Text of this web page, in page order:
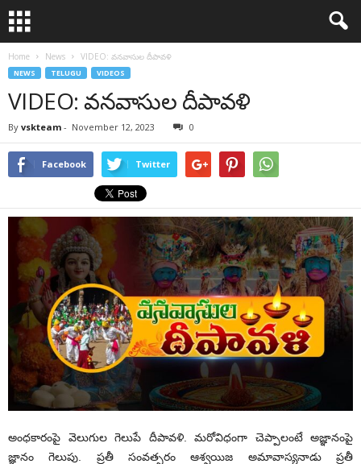
Home News VIDEO: వనవాసుల దీపావళి
NEWS TELUGU VIDEOS
VIDEO: వనవాసుల దీపావళి
By vskteam - November 12, 2023 0
Facebook Twitter
అంధకారంపై వెలుగుల గెలుపే దీపావళి. మరోవిధంగా చెప్పాలంటే అజ్ఞానంపై
జ్ఞానం గెలుపు. ప్రతీ సంవత్సరం ఆశ్వయిజ అమావాస్యనాడు ప్రతీ